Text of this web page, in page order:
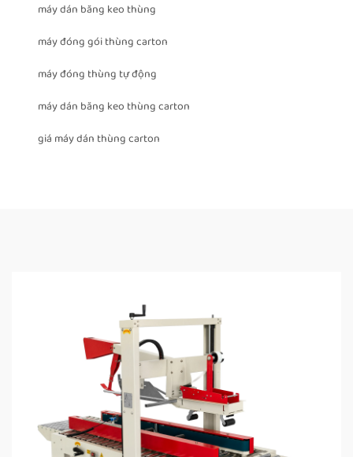
máy dán băng keo thùng
máy đóng gói thùng carton
máy đóng thùng tự động
máy dán băng keo thùng carton
giá máy dán thùng carton